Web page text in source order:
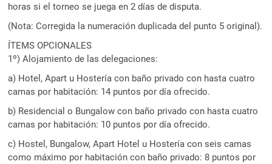
horas si el torneo se juega en 2 días de disputa.
(Nota: Corregida la numeración duplicada del punto 5 original).
ÍTEMS OPCIONALES
1º) Alojamiento de las delegaciones:
a) Hotel, Apart u Hostería con baño privado con hasta cuatro
camas por habitación: 14 puntos por día ofrecido.
b) Residencial o Bungalow con baño privado con hasta cuatro
camas por habitación: 10 puntos por día ofrecido.
c) Hostel, Bungalow, Apart Hotel u Hostería con seis camas
como máximo por habitación con baño privado: 8 puntos por